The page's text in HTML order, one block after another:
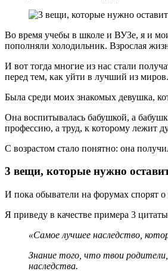
Во время учебы в школе и ВУЗе, я и
пополняли холодильник. Взрослая
И вот тогда многие из нас стали
перед тем, как уйти в лучший из миров.
Была среди моих знакомых девушка,
Она воспитывалась бабушкой, а
профессию, а труд, к которому лежит
С возрастом стало понятно: она
3 вещи, которые нужно
И пока обыватели на форумах спорят
Я приведу в качестве примера 3
«Самое лучшее наследство,
Знание того, что твои
наследства.